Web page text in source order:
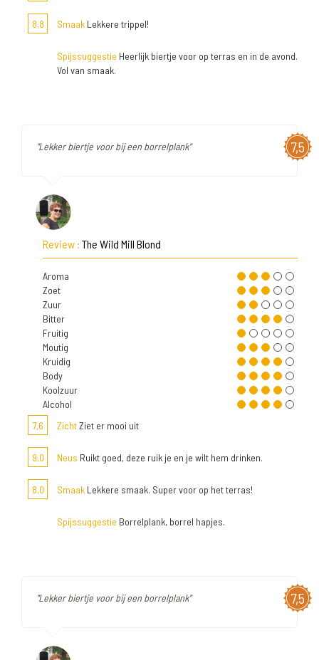
8,8 Smaak Lekkere trippel!
Spijssuggestie Heerlijk biertje voor op terras en in de avond.
Vol van smaak.
7,5
"Lekker biertje voor bij een borrelplank"
Review : The Wild Mill Blond
Aroma
Zoet
Zuur
Bitter
Fruitig
Moutig
Kruidig
Body
Koolzuur
Alcohol
7,6
ZichtZiet er mooi uit
9,0 Neus Ruikt goed, deze ruik je en je wilt hem drinken.
8,0 Smaak Lekkere smaak. Super voor op het terras!
Spijssuggestie Borrelplank, borrel hapjes.
7,5
"Lekker biertje voor bij een borrelplank"